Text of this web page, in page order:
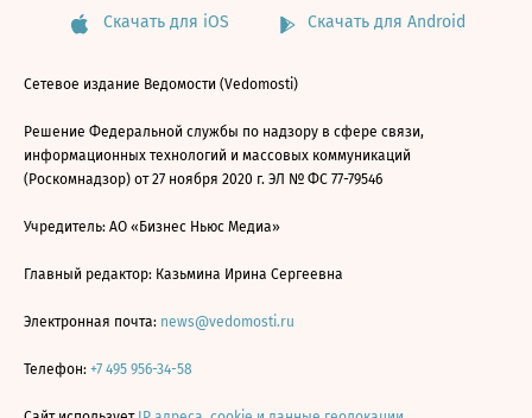
Скачать для iOS Скачать для Android
Сетевое издание Ведомости (Vedomosti)
Решение Федеральной службы по надзору в сфере связи,
информационных технологий и массовых коммуникаций
(Роскомнадзор) от 27 ноября 2020 г. ЭЛ № ФС 77-79546
Учредитель: АО «Бизнес Ньюс Медиа»
Главный редактор: Казьмина Ирина Сергеевна
Электронная почта: news@vedomosti.ru
Телефон: +7 495 956-34-58